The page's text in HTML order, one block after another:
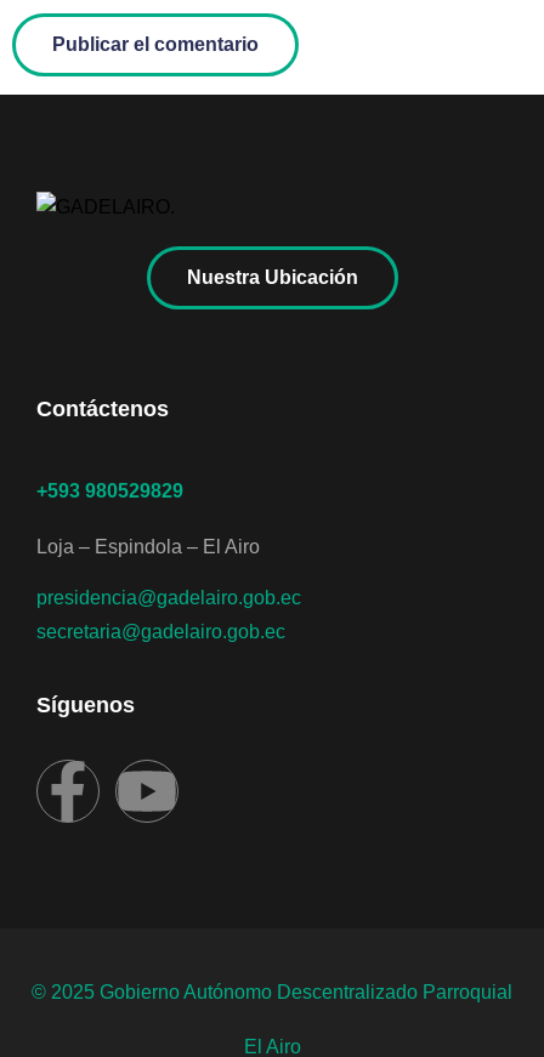
Nuestra Ubicación
Contáctenos
+593 980529829
Loja – Espindola – El Airo
presidencia@gadelairo.gob.ec
secretaria@gadelairo.gob.ec
Síguenos
© 2025 Gobierno Autónomo Descentralizado Parroquial
El Airo